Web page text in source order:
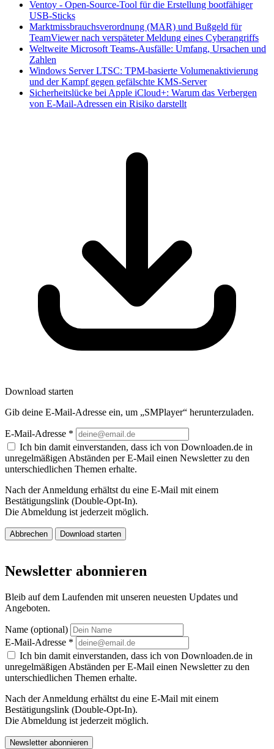
Ventoy - Open-Source-Tool für die Erstellung bootfähiger
USB-Sticks
Marktmissbrauchsverordnung (MAR) und Bußgeld für
TeamViewer nach verspäteter Meldung eines Cyberangriffs
Weltweite Microsoft Teams-Ausfälle: Umfang, Ursachen und
Zahlen
Windows Server LTSC: TPM-basierte Volumenaktivierung
und der Kampf gegen gefälschte KMS-Server
Sicherheitslücke bei Apple iCloud+: Warum das Verbergen
von E-Mail-Adressen ein Risiko darstellt
Download starten
Gib deine E-Mail-Adresse ein, um „SMPlayer“ herunterzuladen.
E-Mail-Adresse *
Ich bin damit einverstanden, dass ich von Downloaden.de in
unregelmäßigen Abständen per E-Mail einen Newsletter zu den
unterschiedlichen Themen erhalte.
Nach der Anmeldung erhältst du eine E-Mail mit einem
Bestätigungslink (Double-Opt-In).
Die Abmeldung ist jederzeit möglich.
Abbrechen Download starten
Newsletter abonnieren
Bleib auf dem Laufenden mit unseren neuesten Updates und
Angeboten.
Name (optional)
E-Mail-Adresse *
Ich bin damit einverstanden, dass ich von Downloaden.de in
unregelmäßigen Abständen per E-Mail einen Newsletter zu den
unterschiedlichen Themen erhalte.
Nach der Anmeldung erhältst du eine E-Mail mit einem
Bestätigungslink (Double-Opt-In).
Die Abmeldung ist jederzeit möglich.
Newsletter abonnieren